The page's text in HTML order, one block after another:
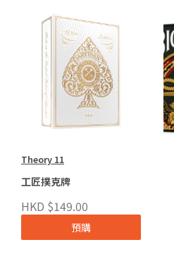
Theory 11
工匠撲克牌
HKD $149.00
預購